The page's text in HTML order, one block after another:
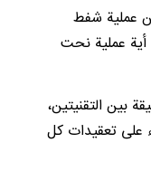
عملية شفط
عملية نحت
بين التقنيتين،
على تعقيدات كل